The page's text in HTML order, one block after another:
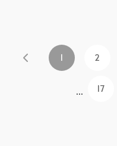
1 2
... 17